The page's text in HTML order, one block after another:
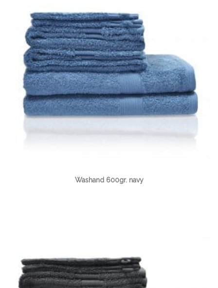
Washand 600gr. navy